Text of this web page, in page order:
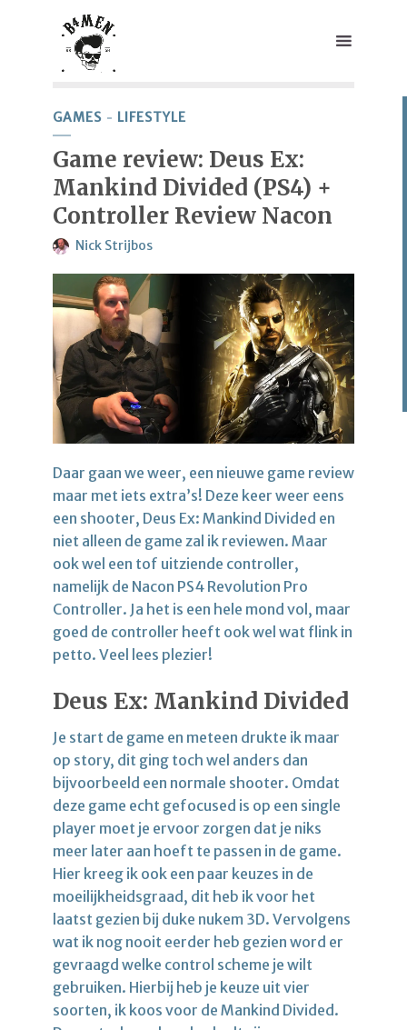
GAMES LIFESTYLE
Game review: Deus Ex:
Mankind Divided (PS4) +
Controller Review Nacon
Nick Strijbos
Daar gaan we weer, een nieuwe game review
maar met iets extra’s! Deze keer weer eens
een shooter, Deus Ex: Mankind Divided en
niet alleen de game zal ik reviewen. Maar
ook wel een tof uitziende controller,
namelijk de Nacon PS4 Revolution Pro
Controller. Ja het is een hele mond vol, maar
goed de controller heeft ook wel wat flink in
petto. Veel lees plezier!
Deus Ex: Mankind Divided
Je start de game en meteen drukte ik maar
op story, dit ging toch wel anders dan
bijvoorbeeld een normale shooter. Omdat
deze game echt gefocused is op een single
player moet je ervoor zorgen dat je niks
meer later aan hoeft te passen in de game.
Hier kreeg ik ook een paar keuzes in de
moeilijkheidsgraad, dit heb ik voor het
laatst gezien bij duke nukem 3D. Vervolgens
wat ik nog nooit eerder heb gezien word er
gevraagd welke control scheme je wilt
gebruiken. Hierbij heb je keuze uit vier
soorten, ik koos voor de Mankind Divided.